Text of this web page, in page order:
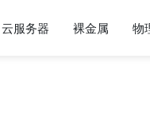
云服务器 裸金属 物